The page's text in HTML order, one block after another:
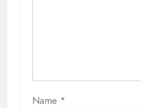
Name *